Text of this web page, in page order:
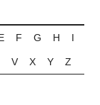
F G H I
V X Y Z